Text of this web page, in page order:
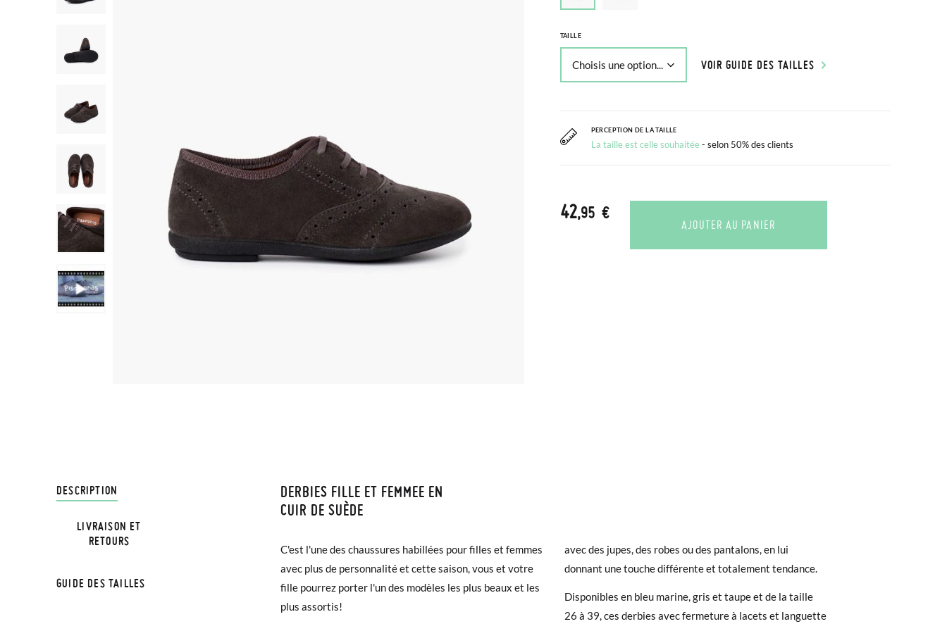
TAILLE
VOIR GUIDE DES TAILLES
PERCEPTION DE LA TAILLE
La taille est celle souhaitée - selon 50% des clients
42,95 €
AJOUTER AU PANIER
DESCRIPTION
DERBIES FILLE ET FEMMEE EN
CUIR DE SUÈDE
C'est l'une des chaussures habillées pour filles et femmes
avec plus de personnalité et cette saison, vous et votre
fille pourrez porter l'un des modèles les plus beaux et les
plus assortis!
avec des jupes, des robes ou des pantalons, en lui
donnant une touche différente et totalement tendance.
Disponibles en bleu marine, gris et taupe et de la taille
26 à 39, ces derbies avec fermeture à lacets et languette
LIVRAISON ET
RETOURS
LIVRAISON ET RETOURS
3,95 € et prendra de 4 à 5 jours ouvrables pour arriver par coursier. Veuillez noter que la commande doit être passée
avant 15h, sinon elle sera expédiée le lendemain.
Si vos chaussures arrivent et ne correspondent pas tout à fait à ce que vous recherchiez, vous pouvez facilement
GUIDE DES TAILLES
TAILLE 26 33 34 35 36 37 38 39